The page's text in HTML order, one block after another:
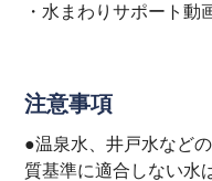
・ 水まわりサポート動
注意事項
●温泉水、井戸水など
質基準に適合しない水